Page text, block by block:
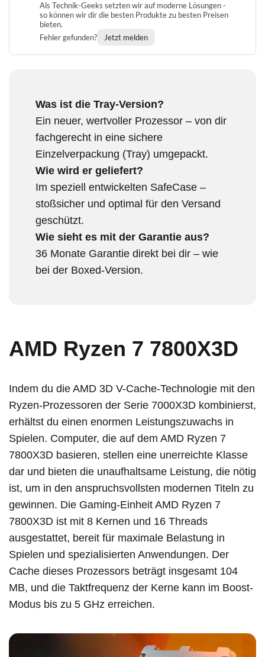
Als Technik-Geeks setzten wir auf moderne Lösungen -
so können wir dir die besten Produkte zu besten Preisen
bieten.
Fehler gefunden?
Jetzt melden
Was ist die Tray-Version?
Ein neuer, wertvoller Prozessor – von dir
fachgerecht in eine sichere
Einzelverpackung (Tray) umgepackt.
Wie wird er geliefert?
Im speziell entwickelten SafeCase –
stoßsicher und optimal für den Versand
geschützt.
Wie sieht es mit der Garantie aus?
36 Monate Garantie direkt bei dir – wie
bei der Boxed-Version.
AMD Ryzen 7 7800X3D
Indem du die AMD 3D V-Cache-Technologie mit den
Ryzen-Prozessoren der Serie 7000X3D kombinierst,
erhältst du einen enormen Leistungszuwachs in
Spielen. Computer, die auf dem AMD Ryzen 7
7800X3D basieren, stellen eine unerreichte Klasse
dar und bieten die unaufhaltsame Leistung, die nötig
ist, um in den anspruchsvollsten modernen Titeln zu
gewinnen. Die Gaming-Einheit AMD Ryzen 7
7800X3D ist mit 8 Kernen und 16 Threads
ausgestattet, bereit für maximale Belastung in
Spielen und spezialisierten Anwendungen. Der
Cache dieses Prozessors beträgt insgesamt 104
MB, und die Taktfrequenz der Kerne kann im Boost-
Modus bis zu 5 GHz erreichen.